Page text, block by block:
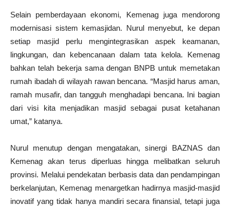
Selain pemberdayaan ekonomi, Kemenag juga mendorong
modernisasi sistem kemasjidan. Nurul menyebut, ke depan
setiap masjid perlu mengintegrasikan aspek keamanan,
lingkungan, dan kebencanaan dalam tata kelola. Kemenag
bahkan telah bekerja sama dengan BNPB untuk memetakan
rumah ibadah di wilayah rawan bencana. “Masjid harus aman,
ramah musafir, dan tangguh menghadapi bencana. Ini bagian
dari visi kita menjadikan masjid sebagai pusat ketahanan
umat,” katanya.
Nurul menutup dengan mengatakan, sinergi BAZNAS dan
Kemenag akan terus diperluas hingga melibatkan seluruh
provinsi. Melalui pendekatan berbasis data dan pendampingan
berkelanjutan, Kemenag menargetkan hadirnya masjid-masjid
inovatif yang tidak hanya mandiri secara finansial, tetapi juga